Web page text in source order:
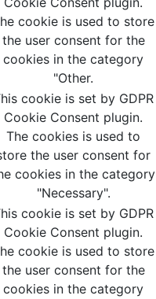
cookie is used to store
the user consent for the
cookies in the category
"Other.
cookie is set by GDPR
Cookie Consent plugin.
The cookies is used to
the user consent for
cookies in the category
"Necessary".
cookie is set by GDPR
Cookie Consent plugin.
cookie is used to store
the user consent for the
cookies in the category